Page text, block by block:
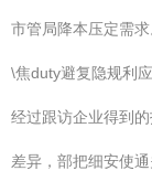
市管局降本压定需
\焦duty避复隐规利
经过跟访企业得到
差异，部把细安使